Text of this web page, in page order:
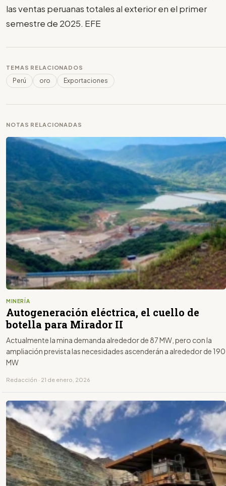
las ventas peruanas totales al exterior en el primer
semestre de 2025. EFE
TEMAS RELACIONADOS
Perú oro Exportaciones
NOTAS RELACIONADAS
MINERÍA
Autogeneración eléctrica, el cuello de
botella para Mirador II
Actualmente la mina demanda alrededor de 87 MW, pero con la
ampliación prevista las necesidades ascenderán a alrededor de 190
MW
Redacción · 21 de enero, 2026